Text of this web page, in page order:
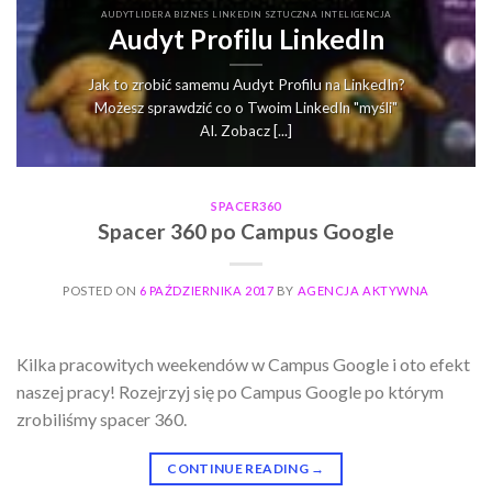
AUDYTLIDERA BIZNES LINKEDIN SZTUCZNA INTELIGENCJA
Audyt Profilu LinkedIn
Jak to zrobić samemu Audyt Profilu na LinkedIn?
Możesz sprawdzić co o Twoim LinkedIn "myśli"
AI. Zobacz [...]
SPACER360
Spacer 360 po Campus Google
POSTED ON 6 PAŹDZIERNIKA 2017 BY AGENCJA AKTYWNA
Kilka pracowitych weekendów w Campus Google i oto efekt
naszej pracy! Rozejrzyj się po Campus Google po którym
zrobiliśmy spacer 360.
CONTINUE READING →